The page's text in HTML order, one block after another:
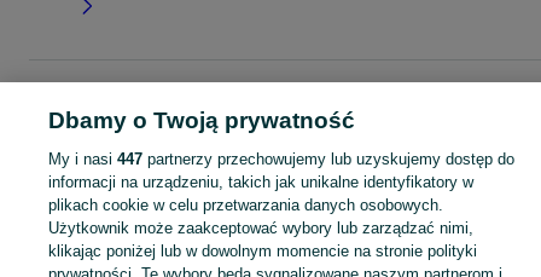
- Toruń
KATEGORIA
Sprzedaż pozostałej mody Toruń ▶️ odzież, obuwie, akcesoria i biżuteria ✅ Nowe i używane w atrakcyjnych cenach ✌ Sprawdź oferty i kupuj na OLX.pl! Zobacz
Dbamy o Twoją prywatność
My i nasi 447partnerzy przechowujemy lub uzyskujemy dostęp do
informacji na urządzeniu, takich jak unikalne identyfikatory w
plikach cookie w celu przetwarzania danych osobowych.
Użytkownik może zaakceptować wybory lub zarządzać nimi,
klikając poniżej lub w dowolnym momencie na stronie polityki